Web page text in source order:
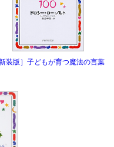
新装版］子どもが育つ魔法の言葉